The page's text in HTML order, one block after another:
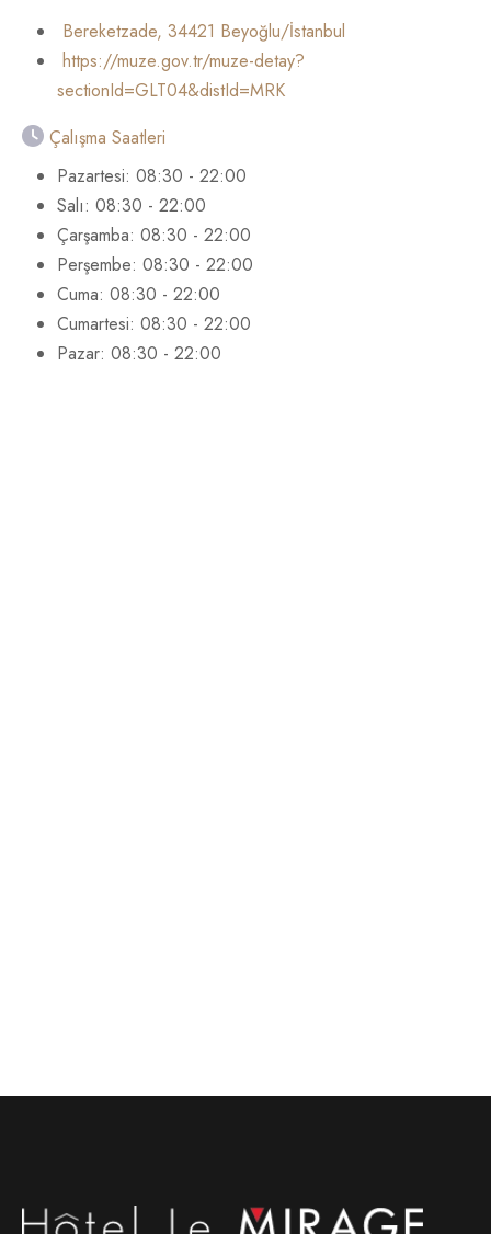
Bereketzade, 34421 Beyoğlu/İstanbul
https://muze.gov.tr/muze-detay?
sectionId=GLT04&distId=MRK
Çalışma Saatleri
Pazartesi: 08:30 - 22:00
Salı: 08:30 - 22:00
Çarşamba: 08:30 - 22:00
Perşembe: 08:30 - 22:00
Cuma: 08:30 - 22:00
Cumartesi: 08:30 - 22:00
Pazar: 08:30 - 22:00